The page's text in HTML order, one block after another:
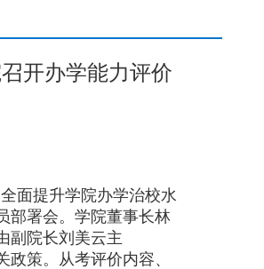
开办学能力评价
面提升学院办学治校水
部署会。学院董事长林
副院长刘美云主
策。从考评价内容、